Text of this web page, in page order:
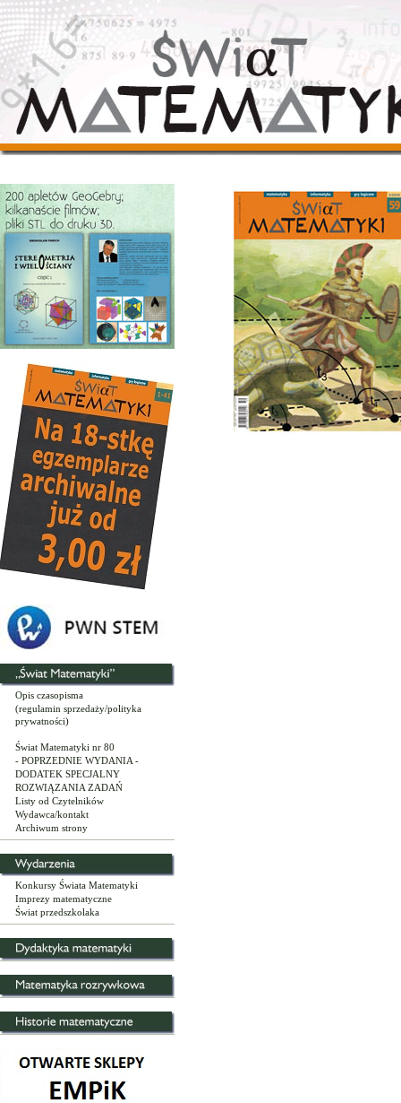
Opis czasopisma
(regulamin sprzedaży/polityka
prywatności)
Świat Matematyki nr 80
- POPRZEDNIE WYDANIA -
DODATEK SPECJALNY
ROZWIĄZANIA ZADAŃ
Listy od Czytelników
Wydawca/kontakt
Archiwum strony
Konkursy Świata Matematyki
Imprezy matematyczne
Świat przedszkolaka